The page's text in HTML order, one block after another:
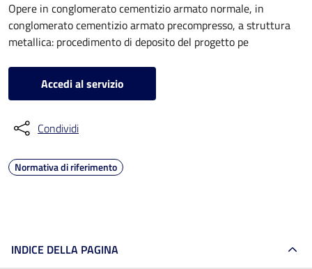
Opere in conglomerato cementizio armato normale, in
conglomerato cementizio armato precompresso, a struttura
metallica: procedimento di deposito del progetto pe
Accedi al servizio
Condividi
Normativa di riferimento
INDICE DELLA PAGINA